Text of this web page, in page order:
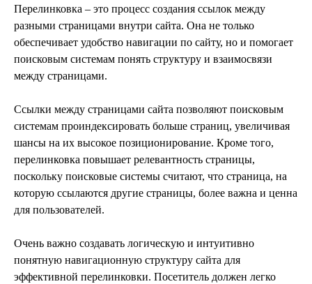
Перелинковка – это процесс создания ссылок между
разными страницами внутри сайта. Она не только
обеспечивает удобство навигации по сайту, но и помогает
поисковым системам понять структуру и взаимосвязи
между страницами.
Ссылки между страницами сайта позволяют поисковым
системам проиндексировать больше страниц, увеличивая
шансы на их высокое позиционирование. Кроме того,
перелинковка повышает релевантность страницы,
поскольку поисковые системы считают, что страница, на
которую ссылаются другие страницы, более важна и ценна
для пользователей.
Очень важно создавать логическую и интуитивно
понятную навигационную структуру сайта для
эффективной перелинковки. Посетитель должен легко